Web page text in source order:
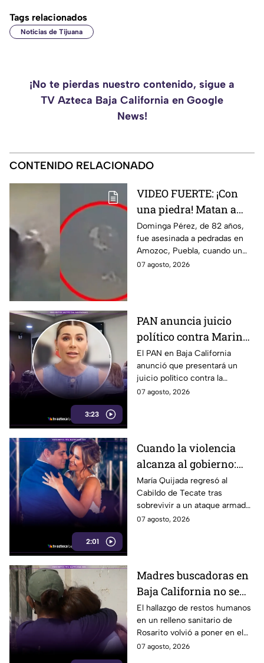
Tags relacionados
Noticias de Tijuana
¡No te pierdas nuestro contenido, sigue a
TV Azteca Baja California en Google
News!
CONTENIDO RELACIONADO
VIDEO FUERTE: ¡Con
una piedra! Matan a
vendedora de cemitas
de 82 años mientras iba
a su casa
Dominga Pérez, de 82 años,
fue asesinada a pedradas en
Amozoc, Puebla, cuando un
sujeto le robó los 90 pesos
07 agosto, 2026
3:23
PAN anuncia juicio
político contra Marina
del Pilar y la fiscal de
Baja California
El PAN en Baja California
anunció que presentará un
juicio político contra la
gobernadora y la fiscal del
07 agosto, 2026
2:01
Cuando la violencia
alcanza al gobierno:
regidora de Tecate
vuelve al Cabildo tras
sobrevivir a un ataque
armado
María Quijada regresó al
Cabildo de Tecate tras
sobrevivir a un ataque armado
en el que murió su esposo y
07 agosto, 2026
Madres buscadoras en
Baja California no se
detienen: hallazgo de
restos humanos
reaviva la
preocupación
El hallazgo de restos humanos
en un relleno sanitario de
Rosarito volvió a poner en el
centro la labor de las madres
07 agosto, 2026